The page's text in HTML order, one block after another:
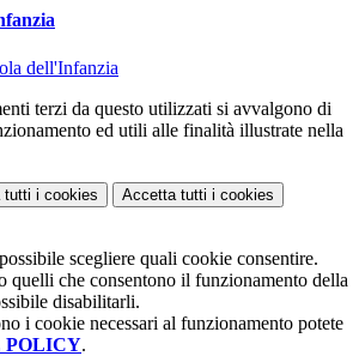
dell'Infanzia
terzi da questo utilizzati si avvalgono di
ed utili alle finalità illustrate nella
tutti i cookies Accetta tutti i cookies
scegliere quali cookie consentire.
quelli che consentono il funzionamento della
disabilitarli.
i cookie necessari al funzionamento potete
POLICY.